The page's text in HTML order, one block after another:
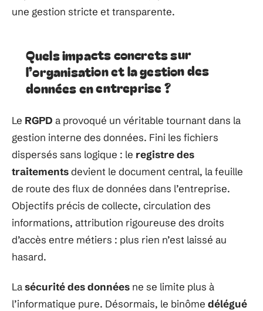
une gestion stricte et transparente.
Quels impacts concrets sur
l’organisation et la gestion des
données en entreprise ?
Le RGPD a provoqué un véritable tournant dans la
gestion interne des données. Fini les fichiers
dispersés sans logique : le registre des
traitementsdevient le document central, la feuille
de route des flux de données dans l’entreprise.
Objectifs précis de collecte, circulation des
informations, attribution rigoureuse des droits
d’accès entre métiers : plus rien n’est laissé au
hasard.
Lasécurité des données ne se limite plus à
l’informatique pure. Désormais, le binôme délégué